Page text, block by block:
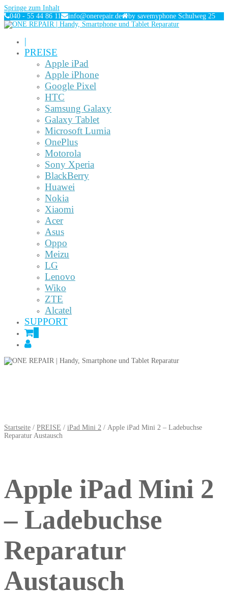
Springe zum Inhalt
040 - 55 44 86 11
info@onerepair.de by savemyphone Schulweg 25
|
PREISE
Apple iPad
Apple iPhone
Google Pixel
HTC
Samsung Galaxy
Galaxy Tablet
Microsoft Lumia
OnePlus
Motorola
Sony Xperia
BlackBerry
Huawei
Nokia
Xiaomi
Acer
Asus
Oppo
Meizu
LG
Lenovo
Wiko
ZTE
Alcatel
SUPPORT
Startseite / PREISE / iPad Mini 2 / Apple iPad Mini 2 – Ladebuchse
Reparatur Austausch
Apple iPad Mini 2
– Ladebuchse
Reparatur
Austausch